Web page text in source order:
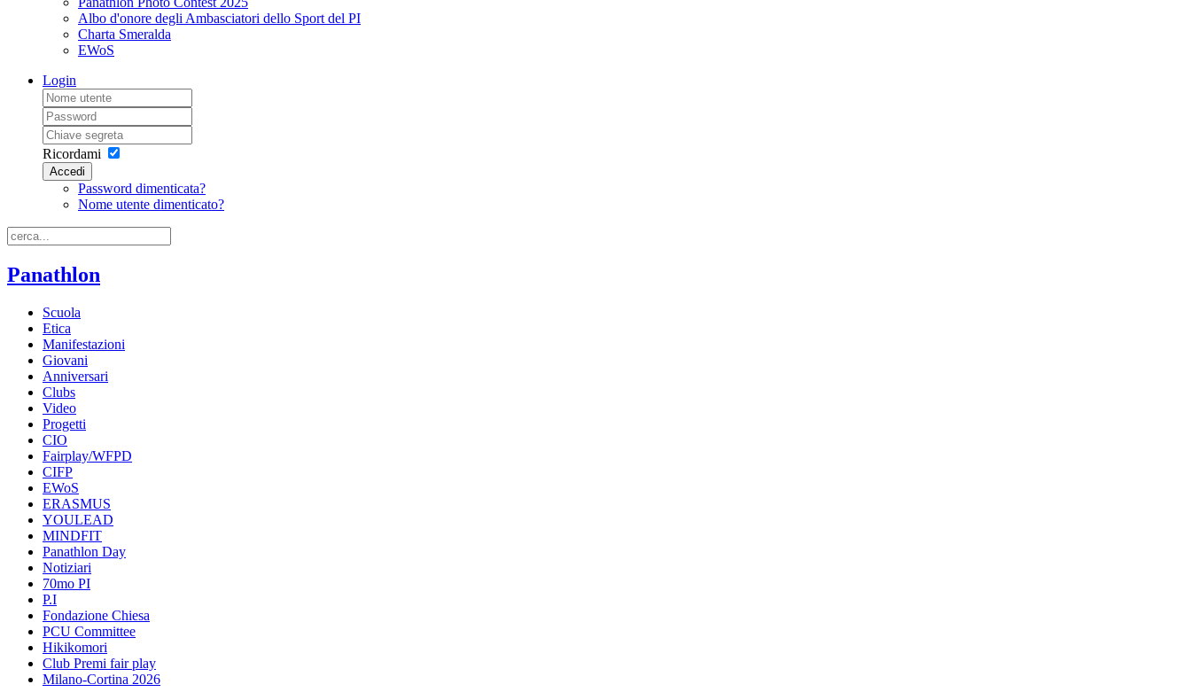
Albo d'onore degli Ambasciatori dello Sport del PI
Charta Smeralda
EWoS
Login
Ricordami
Accedi
Password dimenticata?
Nome utente dimenticato?
Panathlon
Scuola
Etica
Manifestazioni
Giovani
Anniversari
Clubs
Video
Progetti
CIO
Fairplay/WFPD
CIFP
EWoS
ERASMUS
YOULEAD
MINDFIT
Panathlon Day
Notiziari
70mo PI
P.I
Fondazione Chiesa
PCU Committee
Hikikomori
Club Premi fair play
Milano-Cortina 2026